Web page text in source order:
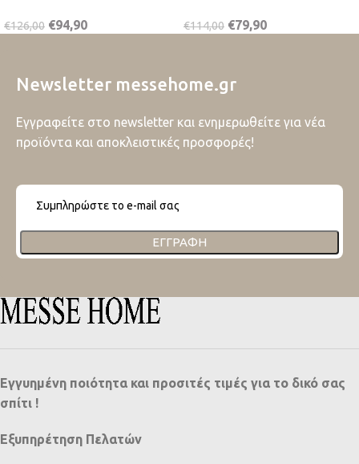
€126,00 €94,90 €114,00 €79,90
Newsletter messehome.gr
Εγγραφείτε στο newsletter και ενημερωθείτε για νέα
προϊόντα και αποκλειστικές προσφορές!
ΕΓΓΡΑΦΉ
Εγγυημένη ποιότητα και προσιτές τιμές για το δικό σας
σπίτι !
Εξυπηρέτηση Πελατών